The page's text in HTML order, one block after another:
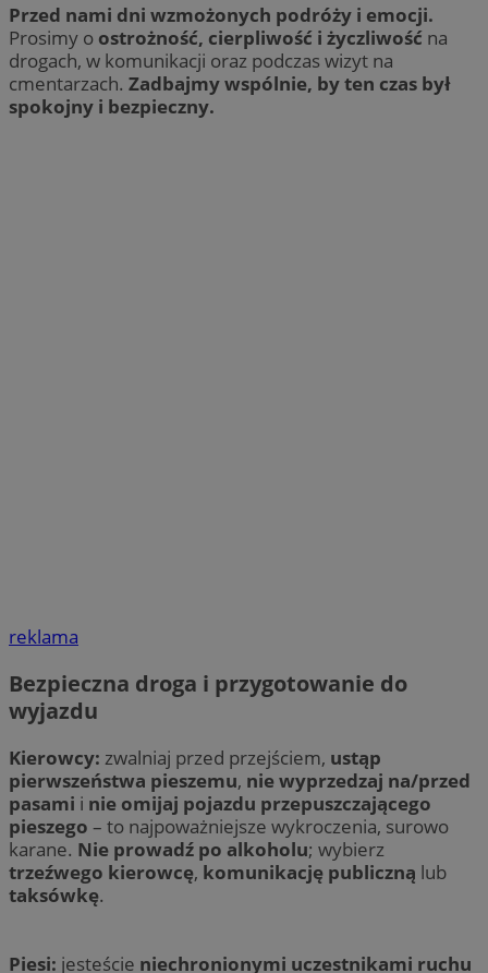
Przed nami dni wzmożonych podróży i emocji.
Prosimy o ostrożność, cierpliwość i życzliwość na
drogach, w komunikacji oraz podczas wizyt na
cmentarzach. Zadbajmy wspólnie, by ten czas był
spokojny i bezpieczny.
reklama
Bezpieczna droga i przygotowanie do
wyjazdu
Kierowcy: zwalniaj przed przejściem, ustąp
pierwszeństwa pieszemu, nie wyprzedzaj na/przed
pasami i nie omijaj pojazdu przepuszczającego
pieszego – to najpoważniejsze wykroczenia, surowo
karane. Nie prowadź po alkoholu; wybierz
trzeźwego kierowcę, komunikację publiczną lub
taksówkę.
Piesi: jesteście niechronionymi uczestnikami ruchu